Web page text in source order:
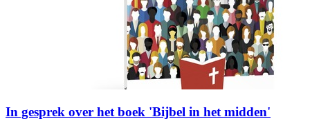
In gesprek over het boek 'Bijbel in het midden'